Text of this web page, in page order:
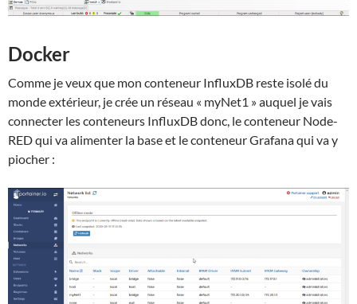
Docker
Comme je veux que mon conteneur InfluxDB reste isolé du
monde extérieur, je crée un réseau « myNet1 » auquel je vais
connecter les conteneurs InfluxDB donc, le conteneur Node-
RED qui va alimenter la base et le conteneur Grafana qui va y
piocher :